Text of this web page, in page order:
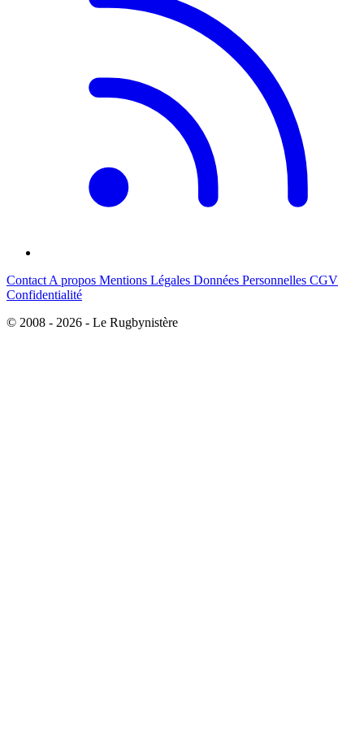
Contact A propos Mentions Légales Données Personnelles CGV
Confidentialité
© 2008 - 2026 - Le Rugbynistère